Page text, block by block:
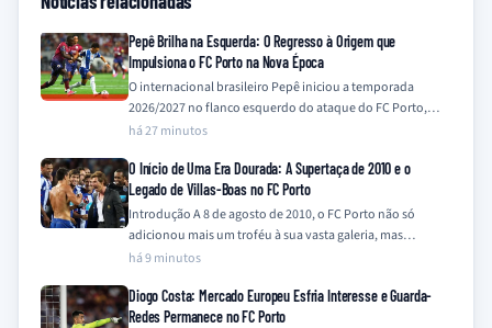
Pepê Brilha na Esquerda: O Regresso à Origem que
Impulsiona o FC Porto na Nova Época
O internacional brasileiro Pepê iniciou a temporada
2026/2027 no flanco esquerdo do ataque do FC Porto,
uma posição onde demonstra particular à-vontade,…
há 27 minutos
O Início de Uma Era Dourada: A Supertaça de 2010 e o
Legado de Villas-Boas no FC Porto
Introdução A 8 de agosto de 2010, o FC Porto não só
adicionou mais um troféu à sua vasta galeria, mas
também…
há 9 minutos
Diogo Costa: Mercado Europeu Esfria Interesse e Guarda-
Redes Permanece no FC Porto